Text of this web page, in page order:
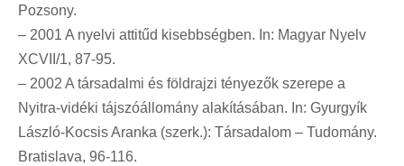
Pozsony.
– 2001 A nyelvi attitűd kisebbségben. In: Magyar Nyelv
XCVII/1, 87-95.
– 2002 A társadalmi és földrajzi tényezők szerepe a
Nyitra-vidéki tájszóállomány alakításában. In: Gyurgyík
László-Kocsis Aranka (szerk.): Társadalom – Tudomány.
Bratislava, 96-116.